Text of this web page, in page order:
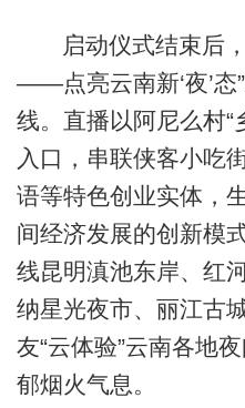
启动仪式结束后
——点亮云南新‘夜’态
线。直播以阿尼么村“
入口，串联侠客小吃
语等特色创业实体，
间经济发展的创新模
线昆明滇池东岸、红
纳星光夜市、丽江古
友“云体验”云南各地
郁烟火气息。